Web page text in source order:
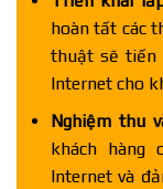
hoàn tất các
thuật sẽ tiến
Internet cho
Nghiệm thu
khách hàng
Internet và